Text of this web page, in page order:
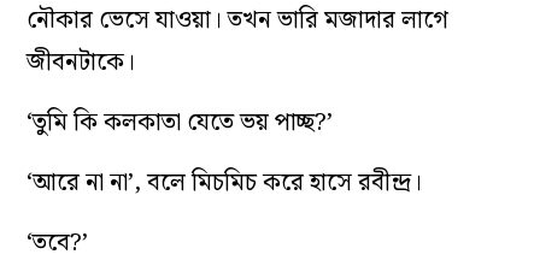
নৌকার ভেসে যাওয়া। তখন ভারি মজাদার লাগে
জীবনটাকে।
‘তুমি কি কলকাতা যেতে ভয় পাচ্ছ?’
‘আরে না না’, বলে মিচমিচ করে হাসে রবীন্দ্র।
‘তবে?’